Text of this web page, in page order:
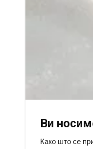
Ви
Како што се